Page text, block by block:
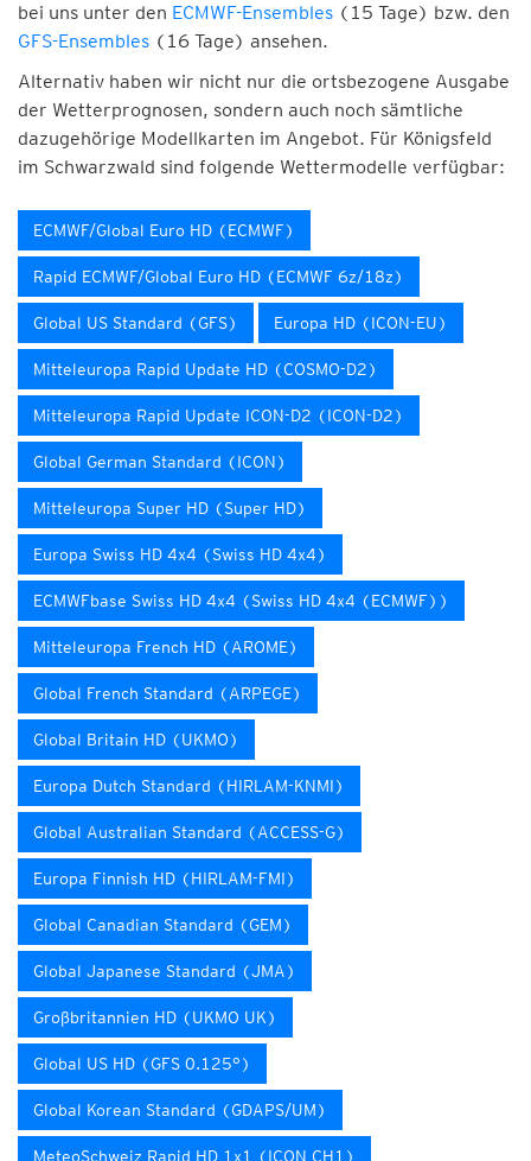
bei uns unter den ECMWF-Ensembles (15 Tage) bzw. den
GFS-Ensembles (16 Tage) ansehen.
Alternativ haben wir nicht nur die ortsbezogene Ausgabe
der Wetterprognosen, sondern auch noch sämtliche
dazugehörige Modellkarten im Angebot. Für Königsfeld
im Schwarzwald sind folgende Wettermodelle verfügbar:
ECMWF/Global Euro HD (ECMWF)
Rapid ECMWF/Global Euro HD (ECMWF 6z/18z)
Global US Standard (GFS) Europa HD (ICON-EU)
Mitteleuropa Rapid Update HD (COSMO-D2)
Mitteleuropa Rapid Update ICON-D2 (ICON-D2)
Global German Standard (ICON)
Mitteleuropa Super HD (Super HD)
Europa Swiss HD 4x4 (Swiss HD 4x4)
ECMWFbase Swiss HD 4x4 (Swiss HD 4x4 (ECMWF))
Mitteleuropa French HD (AROME)
Global French Standard (ARPEGE)
Global Britain HD (UKMO)
Europa Dutch Standard (HIRLAM-KNMI)
Global Australian Standard (ACCESS-G)
Europa Finnish HD (HIRLAM-FMI)
Global Canadian Standard (GEM)
Global Japanese Standard (JMA)
Großbritannien HD (UKMO UK)
Global US HD (GFS 0.125°)
Global Korean Standard (GDAPS/UM)
MeteoSchweiz Rapid HD 1x1 (ICON CH1)